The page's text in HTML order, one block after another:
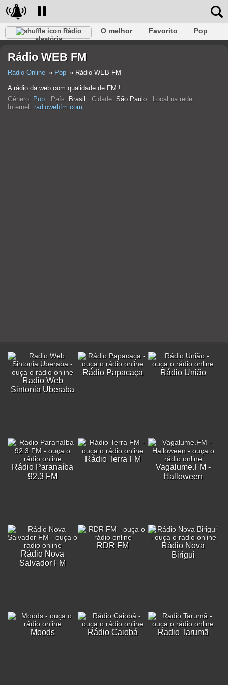
Rádio
aleatória
O melhor Favorito
Pop
Rap
Falk Jazz
Rádio WEB FM
Rádio Online Pop
Rádio WEB FM
A rádio da web com qualidade de FM !
Gênero: Pop País: Brasil Cidade: São Paulo
Local na rede
Internet: radiowebfm.com
Radio Web
Sintonia Uberaba
Rádio Papacaça Rádio União
Rádio Paranaíba
92.3 FM
Rádio Terra FM
Vagalume.FM -
Halloween
Rádio Nova
Salvador FM
RDR FM
Rádio Nova
Birigui
Moods Rádio Caiobá Radio Tarumã